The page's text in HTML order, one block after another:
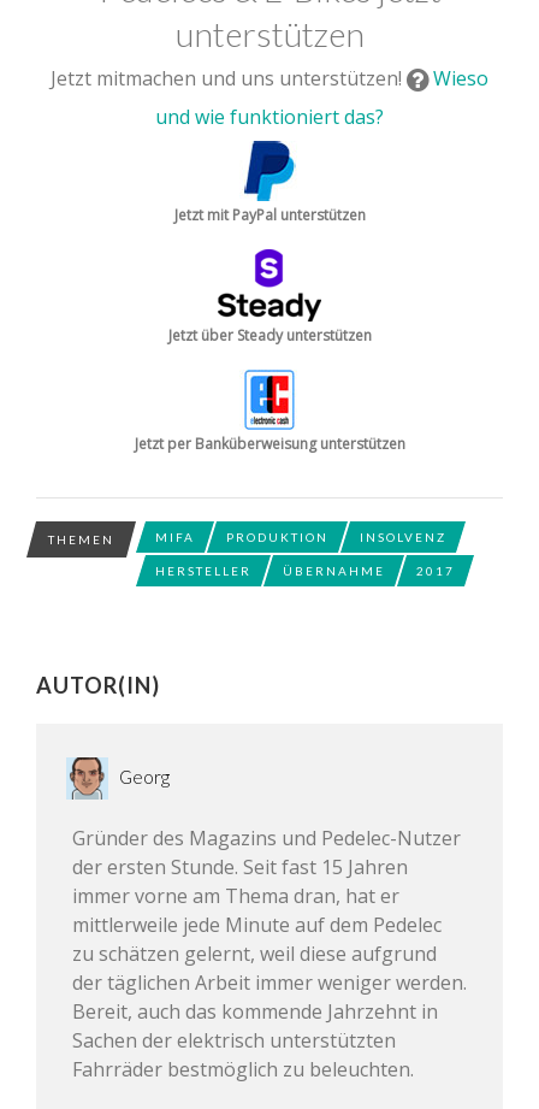
unterstützen
Jetzt mitmachen und uns unterstützen!
Wieso
und wie funktioniert das?
Jetzt mit PayPal unterstützen
Jetzt über Steady unterstützen
Jetzt per Banküberweisung unterstützen
THEMEN MIFA PRODUKTION INSOLVENZ
HERSTELLER ÜBERNAHME 2017
AUTOR(IN)
Georg
Gründer des Magazins und Pedelec-Nutzer
der ersten Stunde. Seit fast 15 Jahren
immer vorne am Thema dran, hat er
mittlerweile jede Minute auf dem Pedelec
zu schätzen gelernt, weil diese aufgrund
der täglichen Arbeit immer weniger werden.
Bereit, auch das kommende Jahrzehnt in
Sachen der elektrisch unterstützten
Fahrräder bestmöglich zu beleuchten.